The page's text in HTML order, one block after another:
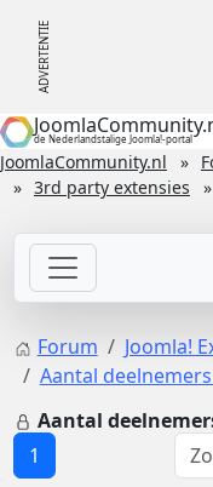
de Nederlandstalige Joomla!-portal
JoomlaCommunity.nl
3rd party extensies
Forum Joomla!
Aantal
Aantal
1